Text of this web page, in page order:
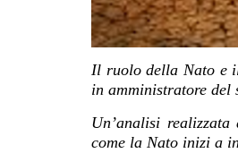
Il ruolo della Nato e
in amministratore del
Un’analisi
come la Nato inizi a